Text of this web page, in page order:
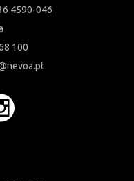
4590-046
100